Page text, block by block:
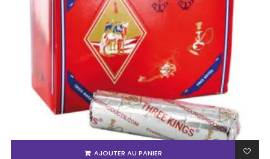
AJOUTER AU PANIER